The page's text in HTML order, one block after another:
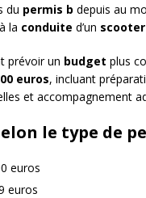
du permis b depuis au
la conduite d’un scooter
prévoir un budget plus
euros, incluant
et accompagnement
le type de
euros
euros